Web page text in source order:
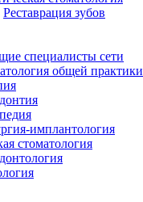
Реставрация зубов
специалисты сети
общей практики
имплантология
стоматология